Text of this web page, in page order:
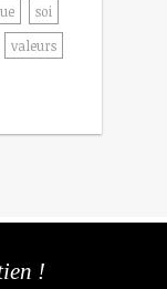
soi
valeurs
!